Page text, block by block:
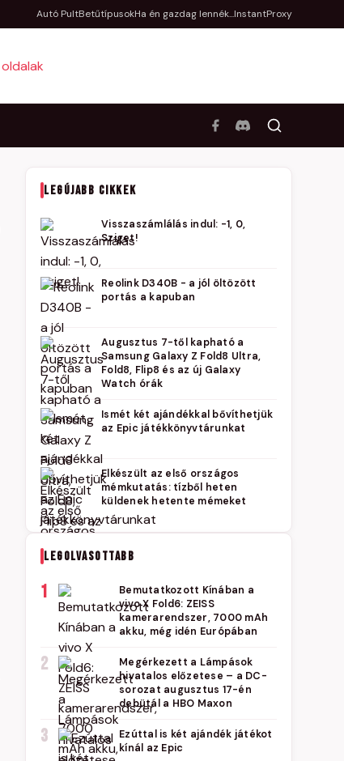
Autó PultBetűtípusokHa én gazdag lennék...InstantProxy
LEGÚJABB CIKKEK
Visszaszámlálás indul: -1, 0,
Sziget!
Reolink D340B - a jól öltözött
portás a kapuban
Augusztus 7-től kapható a
Samsung Galaxy Z Fold8 Ultra,
Fold8, Flip8 és az új Galaxy
Watch órák
Ismét két ajándékkal bővíthetjük
az Epic játékkönyvtárunkat
Elkészült az első országos
mémkutatás: tízből heten
küldenek hetente mémeket
LEGOLVASOTTABB
1
Bemutatkozott Kínában a
vivo X Fold6: ZEISS
kamerarendszer, 7000 mAh
akku, még idén Európában
2
Megérkezett a Lámpások
hivatalos előzetese – a DC-
sorozat augusztus 17-én
debütál a HBO Maxon
3
Ezúttal is két ajándék játékot
kínál az Epic